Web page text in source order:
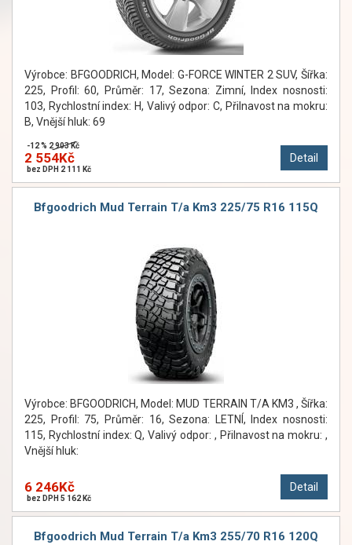
Výrobce: BFGOODRICH, Model: G-FORCE WINTER 2 SUV, Šířka:
225, Profil: 60, Průměr: 17, Sezona: Zimní, Index nosnosti:
103, Rychlostní index: H, Valivý odpor: C, Přilnavost na mokru:
B, Vnější hluk: 69
Detail
-12 % 2 903 Kč
2 554Kč
bez DPH 2 111 Kč
Bfgoodrich Mud Terrain T/a Km3 225/75 R16 115Q
Výrobce: BFGOODRICH, Model: MUD TERRAIN T/A KM3 , Šířka:
225, Profil: 75, Průměr: 16, Sezona: LETNÍ, Index nosnosti:
115, Rychlostní index: Q, Valivý odpor: , Přilnavost na mokru: ,
Vnější hluk:
Detail
6 246Kč
bez DPH 5 162 Kč
Bfgoodrich Mud Terrain T/a Km3 255/70 R16 120Q